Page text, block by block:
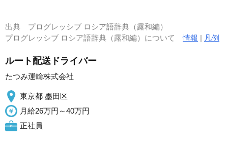
出典 プログレッシブ ロシア語辞典（露和編）
プログレッシブ ロシア語辞典（露和編）について情報 | 凡例
ルート配送ドライバー
たつみ運輸株式会社
東京都 墨田区
月給26万円～40万円
正社員